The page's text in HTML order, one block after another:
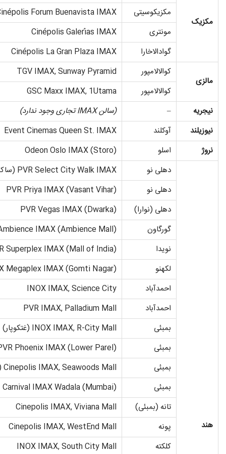
مکزیک
مکزیکوسیتی
Forum Buenavista IMAX
مونتری
Cinépolis Galerías IMAX
گوادالاخارا
Cinépolis La Gran Plaza IMAX
مالزی
کوالالامپور
TGV IMAX, Sunway Pyramid
کوالالامپور
GSC Maxx IMAX, 1Utama
نیجریه
– (سالنIMAX تجاری وجود ندارد
)
نیوزیلند
آوکلند
Event Cinemas Queen St. IMAX
نروژ
اسلو Odeon Oslo IMAX (Storo)
هند
دهلی نو
PVR Select City Walk IMAX (ساکت)
دهلی نو
PVR Priya IMAX (Vasant Vihar)
دهلی (نوارا)
PVR Vegas IMAX (Dwarka)
گورگاون
IMAX (Ambience Mall)
نویدا
Superplex IMAX (Mall of India)
لکهنو
Megaplex IMAX (Gomti Nagar)
احمدآباد
INOX IMAX, Science City
احمدآباد
PVR IMAX, Palladium Mall
بمبئی
INOX IMAX, R-City Mall (غتکوپار)
بمبئی
Phoenix IMAX (Lower Parel)
بمبئی
Cinepolis IMAX, Seawoods Mall (ناوی بمبئی)
بمبئی
Carnival IMAX Wadala (Mumbai)
تانه (بمبئی)
Cinepolis IMAX, Viviana Mall
پونه
Cinepolis IMAX, WestEnd Mall
کلکته
INOX IMAX, South City Mall